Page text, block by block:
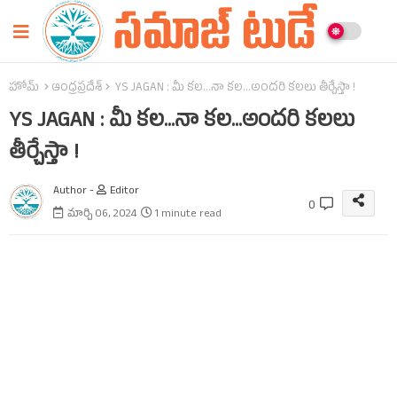
హోమ్ ఆంధ్రప్రదేశ్‌ YS JAGAN : మీ కల...నా కల...అందరి కలలు తీర్చేస్తా !
YS JAGAN : మీ కల...నా కల...అందరి కలలు
తీర్చేస్తా !
Author -
Editor
మార్చి 06, 2024
1 minute read 0